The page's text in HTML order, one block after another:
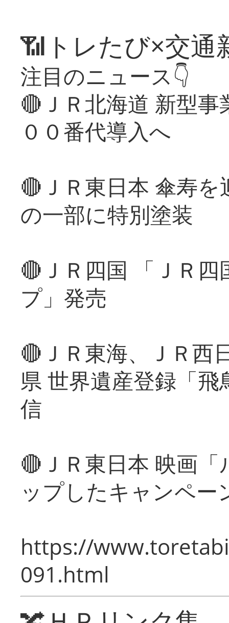
📶トレたび×交通
注目のニュース👇
🔴ＪＲ北海道 新型
００番代導入へ
🔴ＪＲ東日本 傘寿
の一部に特別塗装
🔴ＪＲ四国 「ＪＲ
プ」発売
🔴ＪＲ東海、ＪＲ西
県 世界遺産登録「
信
🔴ＪＲ東日本 映画
ップしたキャンペー
https://
091.html